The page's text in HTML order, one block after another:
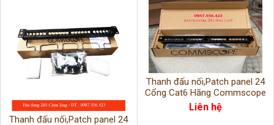
Thanh đấu nối,Patch panel 24
Thanh đấu nối,Patch panel 24
Cổng Cat6 Hãng Commscope
Mã PN:760237040
Liên hệ